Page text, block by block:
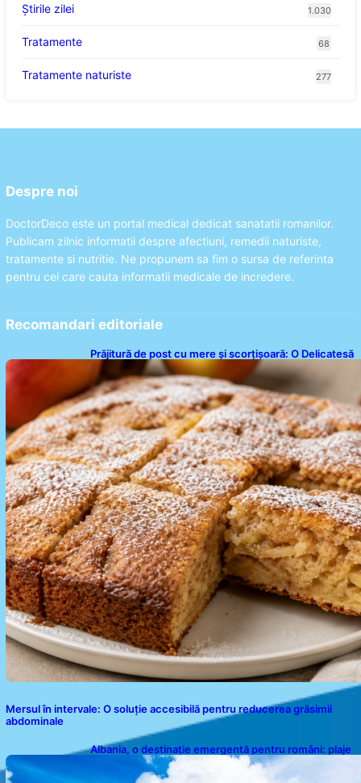
Știrile zilei 1.030
Tratamente 68
Tratamente naturiste 277
Despre noi
DoctorDeco este un portal medical dedicat sanatatii romanilor.
Publicam zilnic informatii despre afectiuni, remedii naturiste,
tratamente si nutritie. Ne propunem sa fim o sursa de referinta
pentru cei care cauta informatii medicale de incredere.
Recomandari editoriale
Prăjitură de post cu mere și scorțișoară: O Delicatesă
Dulce pentru Postul Adormirii Maicii Domnului
Mersul în intervale: O soluție accesibilă pentru reducerea grăsimii
abdominale
Albania, o destinație emergentă pentru români: plaje
spectaculoase, ape turcoaz și prețuri accesibile